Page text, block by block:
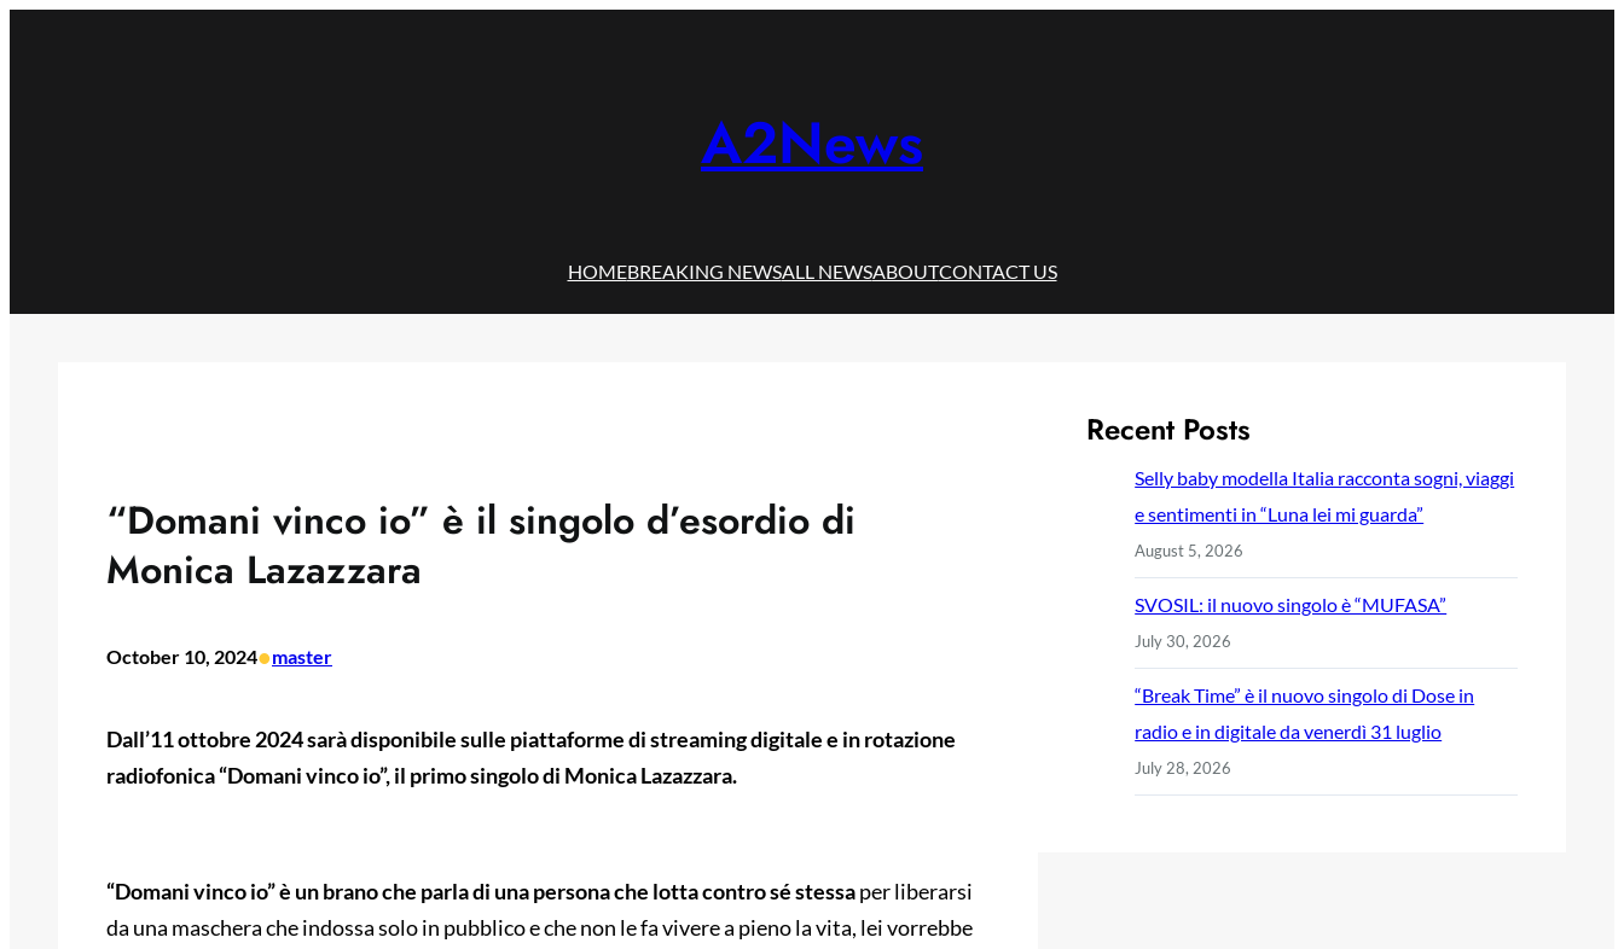
A2News
HOMEBREAKING NEWSALL NEWSABOUTCONTACT US
“Domani vinco io” è il singolo d’esordio di
Monica Lazazzara
October 10, 2024•master
Dall’11 ottobre 2024 sarà disponibile sulle piattaforme di streaming digitale e in rotazione
radiofonica “Domani vinco io”, il primo singolo di Monica Lazazzara.
“Domani vinco io” è un brano che parla di una persona che lotta contro sé stessaper liberarsi
da una maschera che indossa solo in pubblico e che non le fa vivere a pieno la vita, lei vorrebbe
Recent Posts
Selly baby modella Italia racconta sogni, viaggi
e sentimenti in “Luna lei mi guarda”
August 5, 2026
SVOSIL: il nuovo singolo è “MUFASA”
July 30, 2026
“Break Time” è il nuovo singolo di Dose in
radio e in digitale da venerdì 31 luglio
July 28, 2026